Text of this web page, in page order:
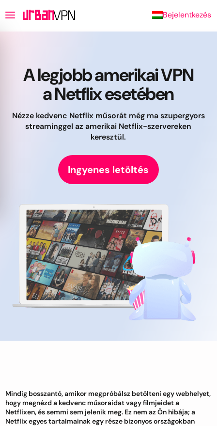
Bejelentkezés
A legjobb amerikai VPN
a Netflix esetében
Nézze kedvenc Netflix műsorát még ma szupergyors
streaminggel az amerikai Netflix-szervereken
keresztül.
Ingyenes letöltés
Mindig bosszantó, amikor megpróbálsz betölteni egy webhelyet,
hogy megnézd a kedvenc műsoraidat vagy filmjeidet a
Netflixen, és semmi sem jelenik meg. Ez nem az Ön hibája; a
Netflix egyes tartalmainak egy része bizonyos országokban